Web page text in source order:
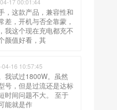
17 00:01:44
，这款产品，兼容性和
差，开机与否全靠蒙，
我这个现在充电都充不
颜值好看，其
04-16 10:57:45
我试过1800W。虽然
号，但是过流还是达标
时间问题不大。 至于
能就是作